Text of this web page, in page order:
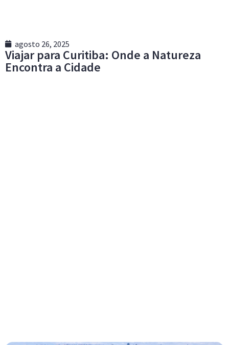
agosto 26, 2025
Viajar para Curitiba: Onde a Natureza
Encontra a Cidade